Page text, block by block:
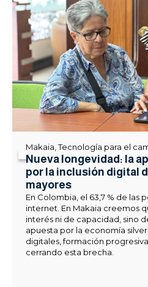
Makaia ,Tecnología para el
Nueva longevidad: la
por la inclusión digital
mayores
En Colombia, el 63,7 % de las
internet. En Makaia creemos
interés ni de capacidad, sino
apuesta por la economía
digitales, formación
cerrando esta brecha.